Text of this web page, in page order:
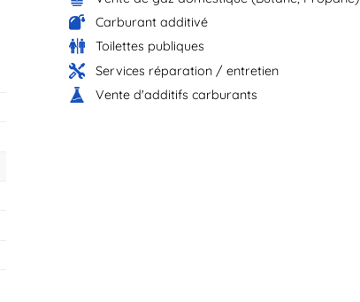
Carburant additivé
Toilettes publiques
Services réparation / entretien
Vente d'additifs carburants